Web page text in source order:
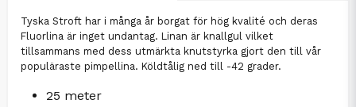
Tyska Stroft har i många år borgat för hög kvalité och deras
Fluorlina är inget undantag. Linan är knallgul vilket
tillsammans med dess utmärkta knutstyrka gjort den till vår
populäraste pimpellina. Köldtålig ned till -42 grader.
25 meter